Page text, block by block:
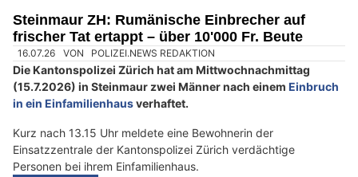
e
n
s
c
h
D
a
Steinmaur ZH: Rumänische Einbrecher auf
frischer Tat ertappt – über 10'000 Fr. Beute